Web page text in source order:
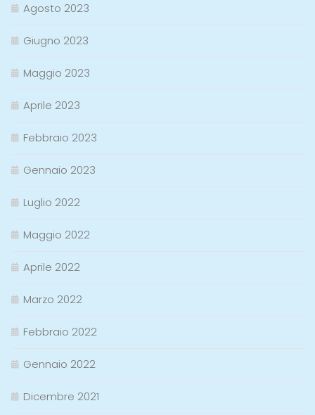
Agosto 2023
Giugno 2023
Maggio 2023
Aprile 2023
Febbraio 2023
Gennaio 2023
Luglio 2022
Maggio 2022
Aprile 2022
Marzo 2022
Febbraio 2022
Gennaio 2022
Dicembre 2021